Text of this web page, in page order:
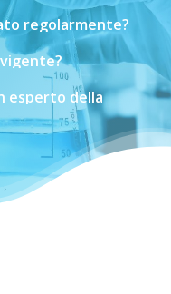
regolarmente?
vigente?
esperto della